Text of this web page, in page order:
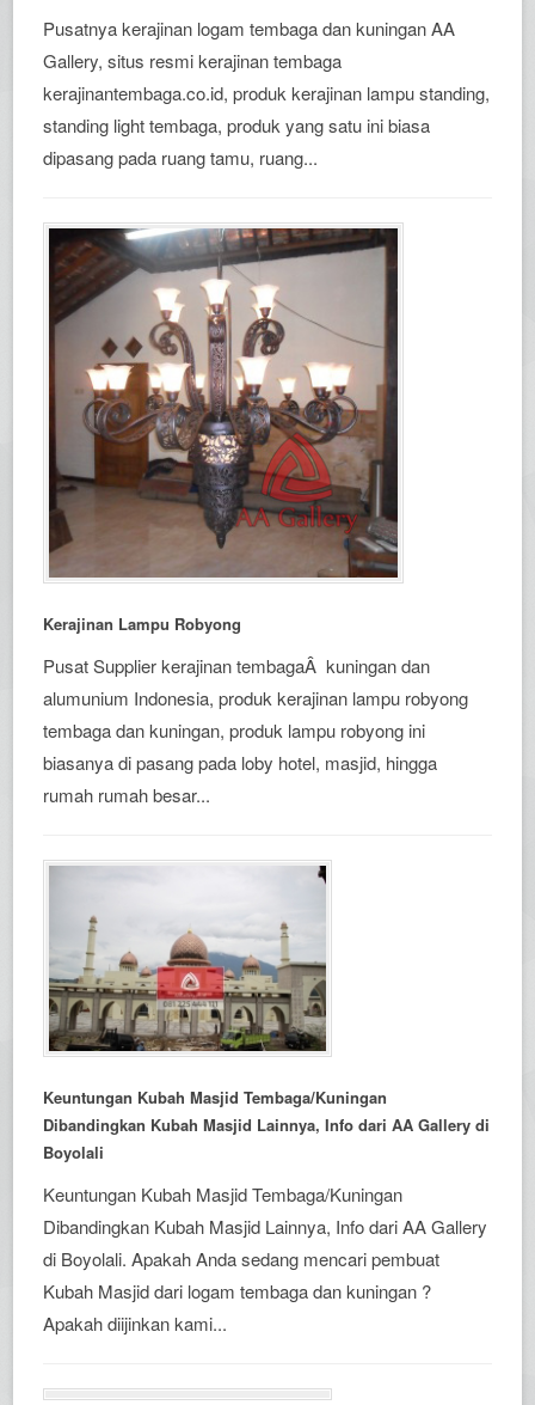
Pusatnya kerajinan logam tembaga dan kuningan AA
Gallery, situs resmi kerajinan tembaga
kerajinantembaga.co.id, produk kerajinan lampu standing,
standing light tembaga, produk yang satu ini biasa
dipasang pada ruang tamu, ruang...
Kerajinan Lampu Robyong
Pusat Supplier kerajinan tembagaÂ kuningan dan
alumunium Indonesia, produk kerajinan lampu robyong
tembaga dan kuningan, produk lampu robyong ini
biasanya di pasang pada loby hotel, masjid, hingga
rumah rumah besar...
Keuntungan Kubah Masjid Tembaga/Kuningan
Dibandingkan Kubah Masjid Lainnya, Info dari AA Gallery di
Boyolali
Keuntungan Kubah Masjid Tembaga/Kuningan
Dibandingkan Kubah Masjid Lainnya, Info dari AA Gallery
di Boyolali. Apakah Anda sedang mencari pembuat
Kubah Masjid dari logam tembaga dan kuningan ?
Apakah diijinkan kami...